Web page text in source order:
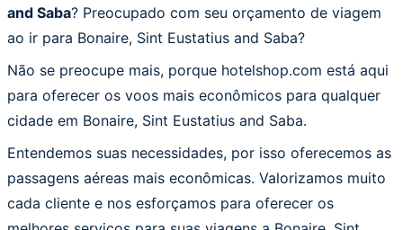
and Saba? Preocupado com seu orçamento de viagem
ao ir para Bonaire, Sint Eustatius and Saba?
Não se preocupe mais, porque hotelshop.com está aqui
para oferecer os voos mais econômicos para qualquer
cidade em Bonaire, Sint Eustatius and Saba.
Entendemos suas necessidades, por isso oferecemos as
passagens aéreas mais econômicas. Valorizamos muito
cada cliente e nos esforçamos para oferecer os